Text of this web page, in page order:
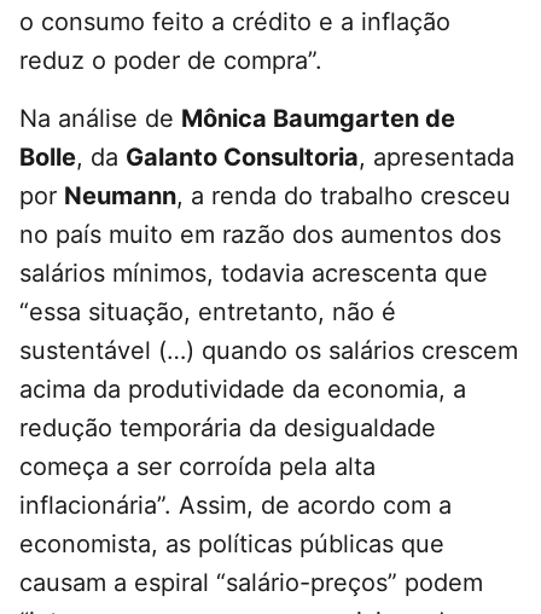
o consumo feito a crédito e a inflação
reduz o poder de compra”.
Na análise de Mônica Baumgarten de
Bolle, da Galanto Consultoria, apresentada
por Neumann, a renda do trabalho cresceu
no país muito em razão dos aumentos dos
salários mínimos, todavia acrescenta que
“essa situação, entretanto, não é
sustentável (…) quando os salários crescem
acima da produtividade da economia, a
redução temporária da desigualdade
começa a ser corroída pela alta
inflacionária”. Assim, de acordo com a
economista, as políticas públicas que
causam a espiral “salário-preços” podem